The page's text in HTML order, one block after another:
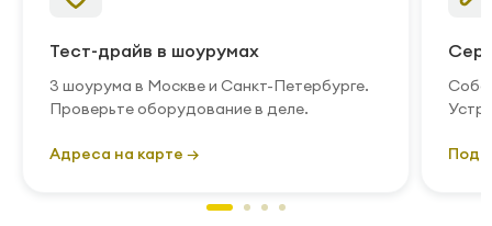
Тест-драйв в шоурумах
3 шоурума в Москве и Санкт-Петербурге.
Проверьте оборудование в деле.
Адреса на карте →